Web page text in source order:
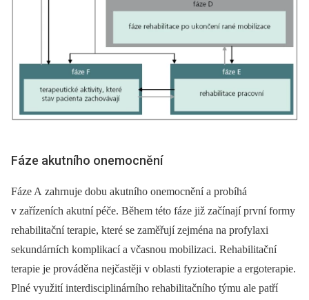
Fáze akutního onemocnění
Fáze A zahrnuje dobu akutního onemocnění a probíhá
v zařízeních akutní péče. Během této fáze již začínají první formy
rehabilitační terapie, které se zaměřují zejména na profylaxi
sekundárních komplikací a včasnou mobilizaci. Rehabilitační
terapie je prováděna nejčastěji v oblasti fyzioterapie a ergoterapie.
Plné využití interdisciplinárního rehabilitačního týmu ale patří